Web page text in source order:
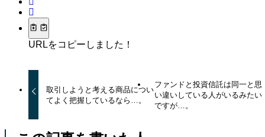
URLをコピーしました！
取引しようと考える商品につい
てよく把握しているなら…。
ファンドと投資信託は同一と思
い違いしている人がいるみたい
ですが…。